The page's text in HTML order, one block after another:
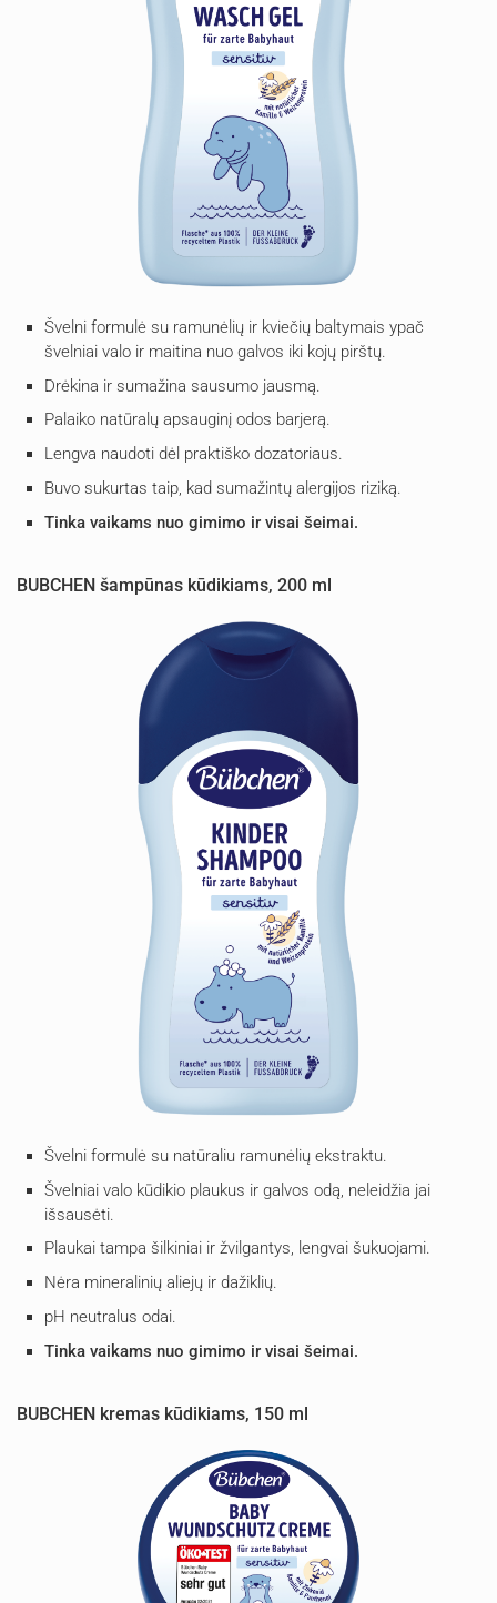
Švelni formulė su ramunėlių ir kviečių baltymais ypač
švelniai valo ir maitina nuo galvos iki kojų pirštų.
Drėkina ir sumažina sausumo jausmą.
Palaiko natūralų apsauginį odos barjerą.
Lengva naudoti dėl praktiško dozatoriaus.
Buvo sukurtas taip, kad sumažintų alergijos riziką.
Tinka vaikams nuo gimimo ir visai šeimai.
BUBCHEN šampūnas kūdikiams, 200 ml
Švelni formulė su natūraliu ramunėlių ekstraktu.
Švelniai valo kūdikio plaukus ir galvos odą, neleidžia jai
išsausėti.
Plaukai tampa šilkiniai ir žvilgantys, lengvai šukuojami.
Nėra mineralinių aliejų ir dažiklių.
pH neutralus odai.
Tinka vaikams nuo gimimo ir visai šeimai.
BUBCHEN kremas kūdikiams, 150 ml